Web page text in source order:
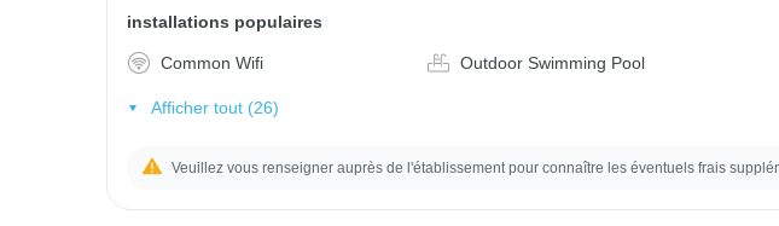
installations populaires
Common Wifi Outdoor Swimming Pool
Afficher tout (26)
Veuillez vous renseigner auprès de l'établissement pour connaître les éventuels frais